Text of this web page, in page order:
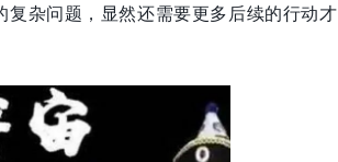
杂问题，显然还需要更多后续的行动才